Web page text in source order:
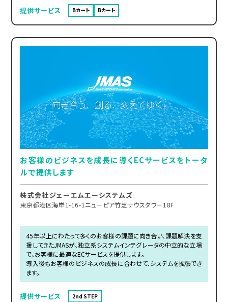
提供サービス Bカート Bカート
お客様のビジネスを成長に導くECサービスをトータ
ルで提供します
株式会社ジェーエムエーシステムズ
東京都港区海岸1-16-1ニューピア竹芝サウスタワー18F
45年以上にわたって多くのお客様の課題に向き合い、課題解決を支
援してきたJMASが、独立系システムインテグレータの中立的な立場
で、お客様に最適なECサービスを提供します。
導入後もお客様のビジネスの成長に合わせて、システムを拡張でき
ます。
提供サービス 2nd STEP